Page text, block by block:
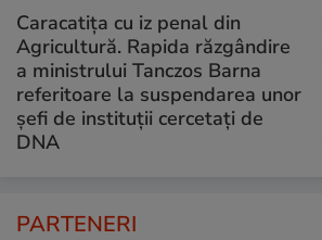
Caracatița cu iz penal din
Agricultură. Rapida răzgândire
a ministrului Tanczos Barna
referitoare la suspendarea unor
șefi de instituții cercetați de
DNA
PARTENERI